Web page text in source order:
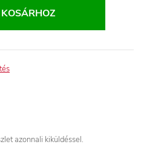
azonnali kiküldéssel.